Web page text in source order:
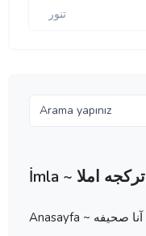
تنور
İmla ~ تركجه املا
Anasayfa ~ آنا صحيفه